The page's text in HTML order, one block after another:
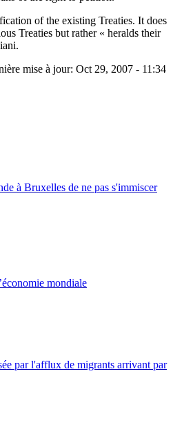
of the existing Treaties. It does
Treaties but rather « heralds their
mise à jour: Oct 29, 2007 - 11:34
à Bruxelles de ne pas s'immiscer
mondiale
par l'afflux de migrants arrivant par